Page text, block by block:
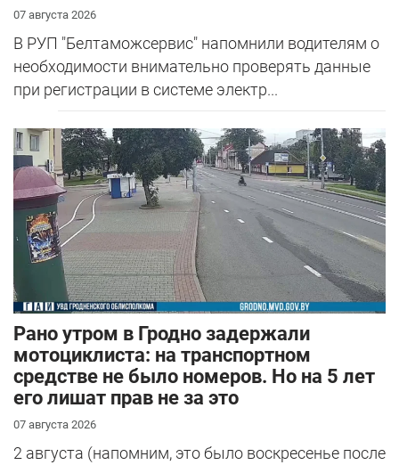
07 августа 2026
В РУП "Белтаможсервис" напомнили водителям о
необходимости внимательно проверять данные
при регистрации в системе электр...
Рано утром в Гродно задержали
мотоциклиста: на транспортном
средстве не было номеров. Но на 5 лет
его лишат прав не за это
07 августа 2026
2 августа (напомним, это было воскресенье после